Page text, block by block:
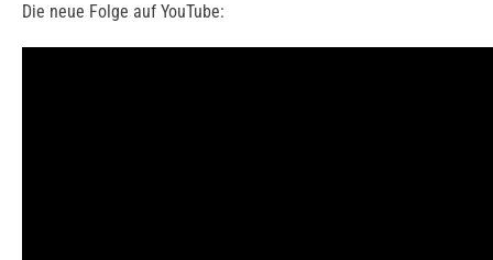
Die neue Folge auf YouTube: